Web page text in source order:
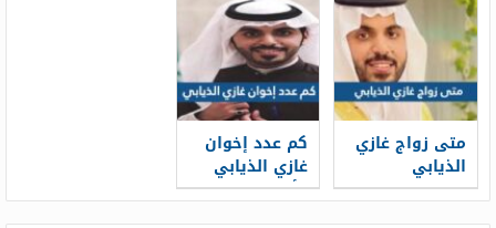
متى زواج غازي
الذيابي
كم عدد إخوان
غازي الذيابي
وأسمائهم